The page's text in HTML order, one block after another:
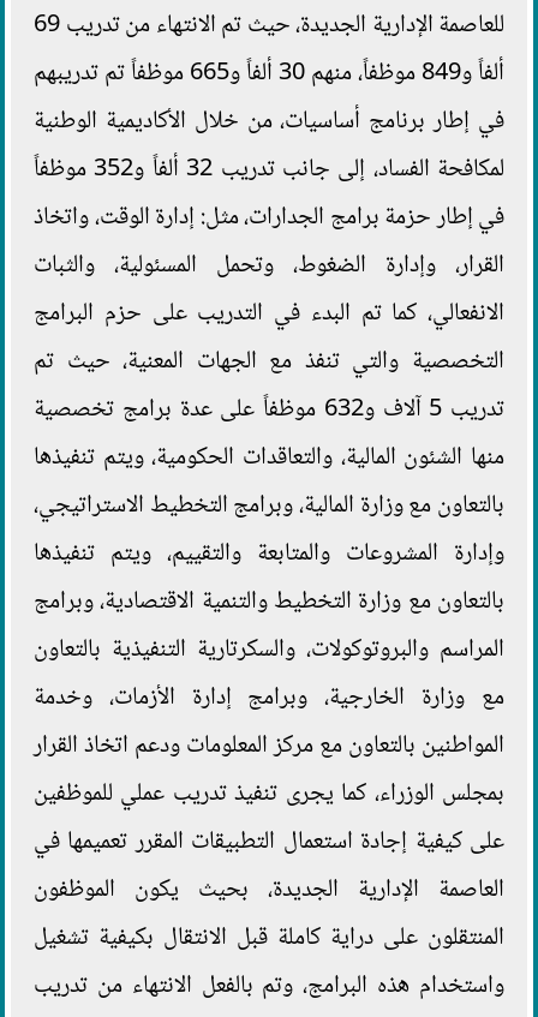
للعاصمة الإدارية الجديدة، حيث تم الانتهاء من تدريب 69
ألفاً و849 موظفاً، منهم 30 ألفاً و665 موظفاً تم تدريبهم
في إطار برنامج أساسيات، من خلال الأكاديمية الوطنية
لمكافحة الفساد، إلى جانب تدريب 32 ألفاً و352 موظفاً
في إطار حزمة برامج الجدارات، مثل: إدارة الوقت، واتخاذ
القرار، وإدارة الضغوط، وتحمل المسئولية، والثبات
الانفعالي، كما تم البدء في التدريب على حزم البرامج
التخصصية والتي تنفذ مع الجهات المعنية، حيث تم
تدريب 5 آلاف و632 موظفاً على عدة برامج تخصصية
منها الشئون المالية، والتعاقدات الحكومية، ويتم تنفيذها
بالتعاون مع وزارة المالية، وبرامج التخطيط الاستراتيجي،
وإدارة المشروعات والمتابعة والتقييم، ويتم تنفيذها
بالتعاون مع وزارة التخطيط والتنمية الاقتصادية، وبرامج
المراسم والبروتوكولات، والسكرتارية التنفيذية بالتعاون
مع وزارة الخارجية، وبرامج إدارة الأزمات، وخدمة
المواطنين بالتعاون مع مركز المعلومات ودعم اتخاذ القرار
بمجلس الوزراء، كما يجرى تنفيذ تدريب عملي للموظفين
على كيفية إجادة استعمال التطبيقات المقرر تعميمها في
العاصمة الإدارية الجديدة، بحيث يكون الموظفون
المنتقلون على دراية كاملة قبل الانتقال بكيفية تشغيل
واستخدام هذه البرامج، وتم بالفعل الانتهاء من تدريب